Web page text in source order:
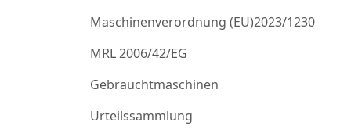
Maschinenverordnung (EU)2023/1230
MRL 2006/42/EG
Gebrauchtmaschinen
Urteilssammlung